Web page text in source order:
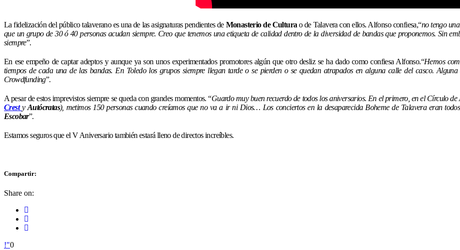
La fidelización del público talaverano es una de las asignaturas pendientes de Monasterio de Cultura o de Talavera con ellos. Alfonso confiesa,“no tengo
que un grupo de 30 ó 40 personas acudan siempre. Creo que tenemos una etiqueta de calidad dentro de la diversidad de bandas que proponemos. Sin
siempre”.
En ese empeño de captar adeptos y aunque ya son unos experimentados promotores algún que otro desliz se ha dado como confiesa Alfonso.“Hemos
tiempos de cada una de las bandas. En Toledo los grupos siempre llegan tarde o se pierden o se quedan atrapados en alguna calle del casco.
Crowdfunding”.
A pesar de estos imprevistos siempre se queda con grandes momentos. “Guardo muy buen recuerdo de todos los aniversarios. En el primero, en el Círculo
Crest y Autócratas), metimos 150 personas cuando creíamos que no va a ir ni Dios… Los conciertos en la desaparecida Boheme de Talavera eran
Escobar”.
Estamos seguros que el V Aniversario también estará lleno de directos increíbles.
Compartir:
Share on:
0